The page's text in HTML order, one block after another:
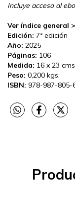
Incluye acceso al
Ver índice general
Edición: 7ª edición
Año: 2025
Páginas: 106
Medida: 16 x 23 cms.
Peso: 0,200 kgs.
ISBN: 978-987-805-